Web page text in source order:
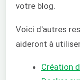
votre blog.
Voici d'autres
aideront à
Création